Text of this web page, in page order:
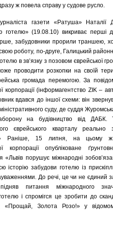
ж повела справу у судове русло.
газети «Ратуша» Наталії
готелю» (19.08.10) викриває перші
забудовники прорили траншею,
роботу, по-друге, Галицький
в зв’язку з позовом єврейської
проводити розкопки на своїй
громада перемогою. За
корпорації (інформагентство ZIK –
вдався до іншої схеми: він
суду, де суддя
на будівництво від ДАБК.
єврейського кварталу реально
Раніше, 15 липня, на цьому ж
корпорації опубліковане
«Львів порушує міжнародні
історію забудови готелю із
До речі, це чи не єдиний
питання міжнародного
і спромігся це зробити до
«Прощай, Золота Розо!» у